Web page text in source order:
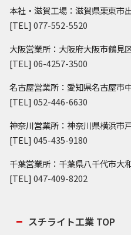
本社・滋賀工場：滋賀県栗東市
[TEL] 077-552-5520
大阪営業所：大阪府大阪市鶴見
[TEL] 06-4257-3500
名古屋営業所：愛知県名古屋市
[TEL] 052-446-6630
神奈川営業所：神奈川県横浜市
[TEL] 045-435-9180
千葉営業所：千葉県八千代市大
[TEL] 047-409-8202
スチライト工業 TOP